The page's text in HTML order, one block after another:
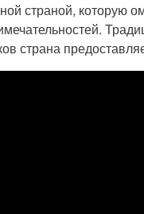
страной, которую
страна